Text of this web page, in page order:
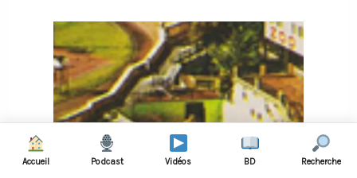
Accueil Podcast Vidéos BD Recherche